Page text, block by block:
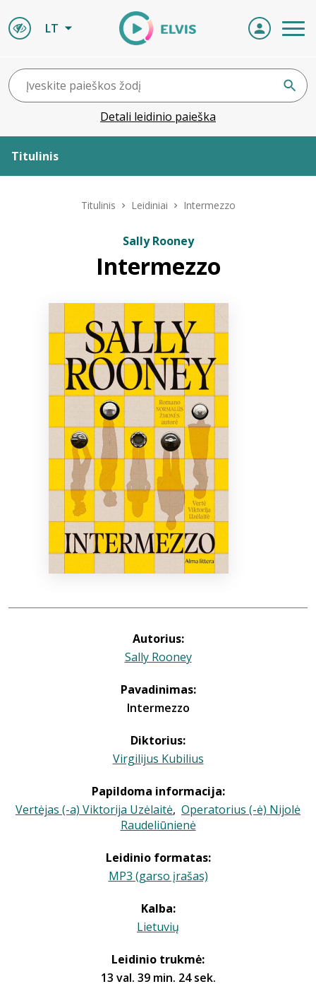
LT
Detali leidinio paieška
Titulinis
Bibliotekoms
Titulinis Leidiniai Intermezzo
Sally Rooney
Intermezzo
Autorius:
Sally Rooney
Pavadinimas:
Intermezzo
Diktorius:
Virgilijus Kubilius
Papildoma informacija:
Vertėjas (-a) Viktorija Uzėlaitė, Operatorius (-ė) Nijolė
Raudeliūnienė
Leidinio formatas:
MP3 (garso įrašas)
Kalba:
Lietuvių
Leidinio trukmė:
13 val. 39 min. 24 sek.